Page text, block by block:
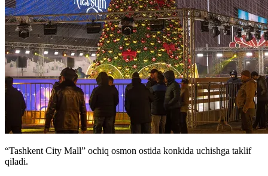
“Tashkent City Mall” ochiq osmon ostida konkida uchishga taklif
qiladi.